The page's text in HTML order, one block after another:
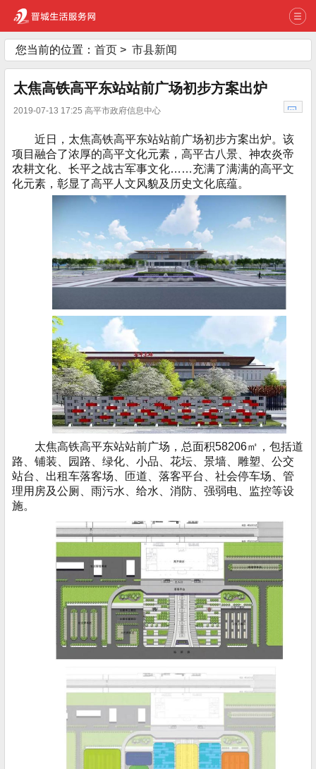
您当前的位置： 首页 > 市县新闻
太焦高铁高平东站站前广场初步方案出炉
2019-07-13 17:25 高平市政府信息中心
近日，太焦高铁高平东站站前广场初步方案出炉。该
项目融合了浓厚的高平文化元素，高平古八景、神农炎帝
农耕文化、长平之战古军事文化……充满了满满的高平文
化元素，彰显了高平人文风貌及历史文化底蕴。
太焦高铁高平东站站前广场，总面积58206㎡，包括道
路、铺装、园路、绿化、小品、花坛、景墙、雕塑、公交
站台、出租车落客场、匝道、落客平台、社会停车场、管
理用房及公厕、雨污水、给水、消防、强弱电、监控等设
施。